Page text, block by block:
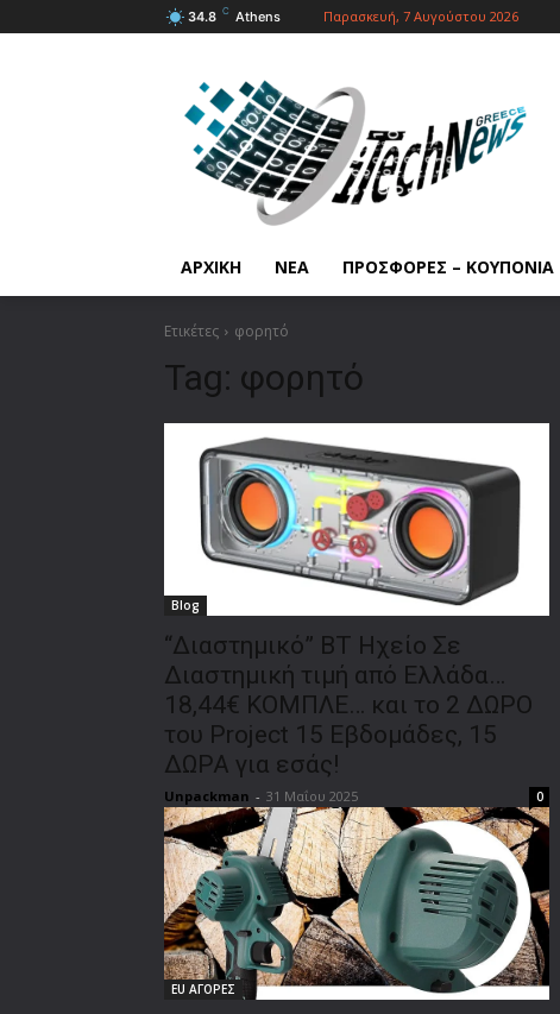
34.8 C Athens Παρασκευή, 7 Αυγούστου 2026
ΑΡΧΙΚΗ ΝΕΑ ΠΡΟΣΦΟΡΕΣ – ΚΟΥΠΟΝΙΑ
Ετικέτες φορητό
Tag: φορητό
Blog
“Διαστημικό” BT Ηχείο Σε
Διαστημική τιμή από Ελλάδα…
18,44€ ΚΟΜΠΛΕ… και το 2 ΔΩΡΟ
του Project 15 Εβδομάδες, 15
ΔΩΡΑ για εσάς!
Unpackman - 31 Μαΐου 2025 0
EU ΑΓΟΡΕΣ